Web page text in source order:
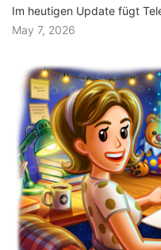
Im heutigen Update fügt
May 7, 2026